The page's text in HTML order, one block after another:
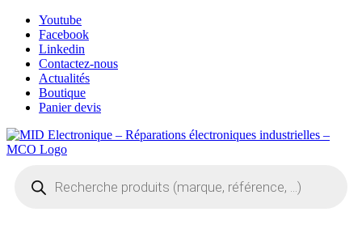
Skip
content
Youtube
Facebook
Linkedin
Contactez-nous
Actualités
Boutique
Panier devis
produits